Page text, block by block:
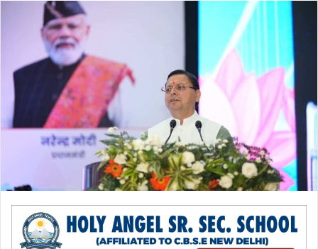
n
d
a
n
e
m
i
l